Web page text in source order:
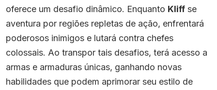
oferece um desafio dinâmico. Enquanto Kliff se
aventura por regiões repletas de ação, enfrentará
poderosos inimigos e lutará contra chefes
colossais. Ao transpor tais desafios, terá acesso a
armas e armaduras únicas, ganhando novas
habilidades que podem aprimorar seu estilo de